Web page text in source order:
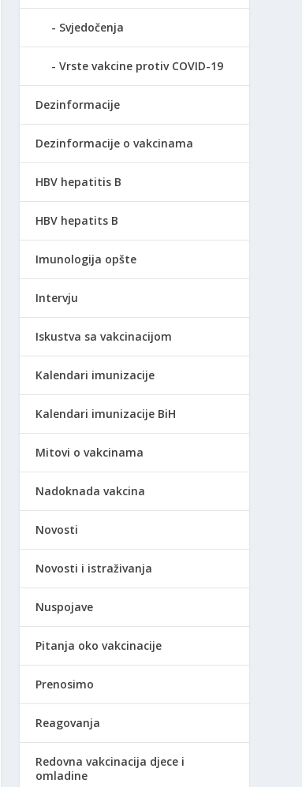
Svjedočenja
Vrste vakcine protiv COVID-19
Dezinformacije
Dezinformacije o vakcinama
HBV hepatitis B
HBV hepatits B
Imunologija opšte
Intervju
Iskustva sa vakcinacijom
Kalendari imunizacije
Kalendari imunizacije BiH
Mitovi o vakcinama
Nadoknada vakcina
Novosti
Novosti i istraživanja
Nuspojave
Pitanja oko vakcinacije
Prenosimo
Reagovanja
Redovna vakcinacija djece i
omladine